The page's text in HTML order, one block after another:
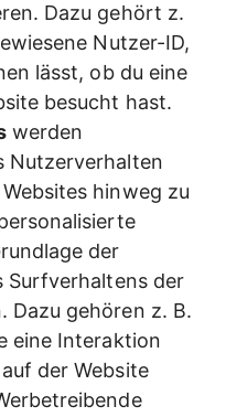
Dazu gehört z.
Nutzer-ID,
lässt, ob du eine
besucht hast.
werden
Nutzerverhalten
hinweg zu
der
Surfverhaltens der
Dazu gehören z. B.
eine Interaktion
der Website